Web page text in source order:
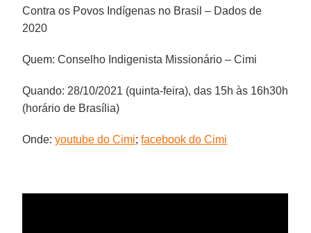
Contra os Povos Indígenas no Brasil – Dados de
2020
Quem: Conselho Indigenista Missionário – Cimi
Quando: 28/10/2021 (quinta-feira), das 15h às 16h30h
(horário de Brasília)
Onde:youtube do Cimi;facebook do Cimi